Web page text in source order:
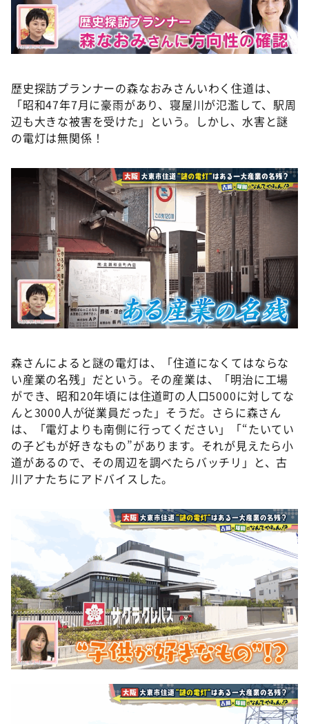
歴史探訪プランナーの森なおみさんいわく住道は、
「昭和47年7月に豪雨があり、寝屋川が氾濫して、駅周
辺も大きな被害を受けた」という。しかし、水害と謎
の電灯は無関係！
森さんによると謎の電灯は、「住道になくてはならな
い産業の名残」だという。その産業は、「明治に工場
ができ、昭和20年頃には住道町の人口5000に対してな
んと3000人が従業員だった」そうだ。さらに森さん
は、「電灯よりも南側に行ってください」「“たいてい
の子どもが好きなもの”があります。それが見えたら小
道があるので、その周辺を調べたらバッチリ」と、古
川アナたちにアドバイスした。